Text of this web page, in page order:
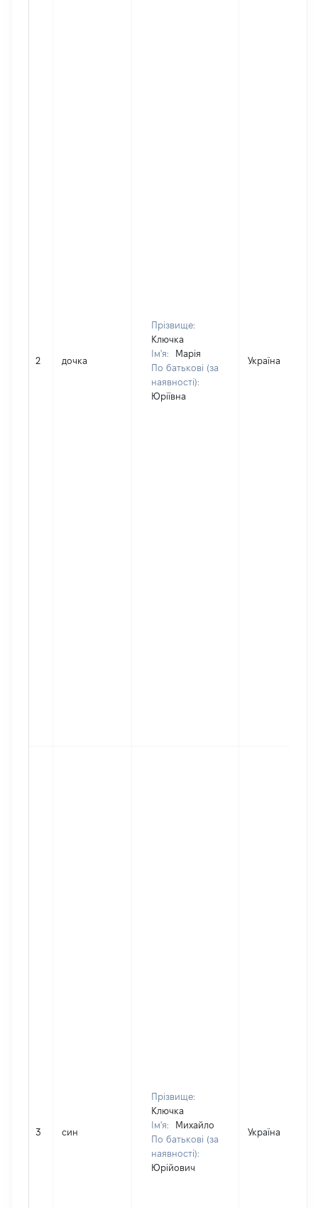
2 дочка
Прізвище:
Ключка
Ім'я:
Марія
По батькові (за
наявності):
Юріївна
Україна
3 син
Прізвище:
Ключка
Ім'я:
Михайло
По батькові (за
наявності):
Юрійович
Україна